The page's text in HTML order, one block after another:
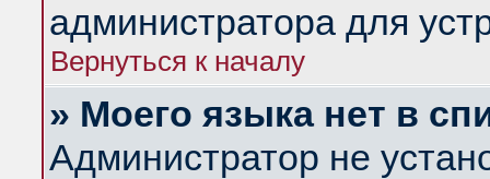
администратора для
Вернуться к началу
» Моего языка нет в
Администратор не